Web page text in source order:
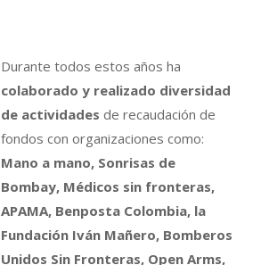
Durante todos estos años ha
colaborado y realizado diversidad
de actividades de recaudación de
fondos con organizaciones como:
Mano a mano, Sonrisas de
Bombay, Médicos sin fronteras,
APAMA, Benposta Colombia, la
Fundación Iván Mañero, Bomberos
Unidos Sin Fronteras, Open Arms,